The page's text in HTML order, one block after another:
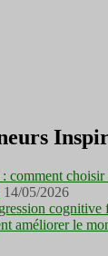
comment choisir
14/05/2026
cognitive
améliorer le